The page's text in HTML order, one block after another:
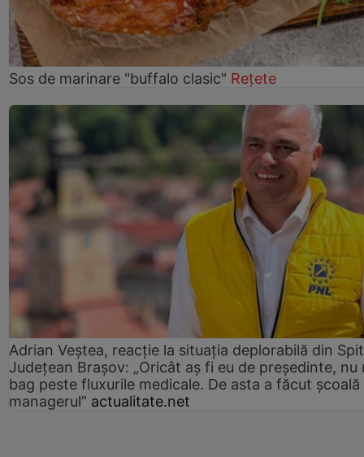
Sos de marinare "buffalo clasic" Rețete
Adrian Veștea, reacție la situația deplorabilă din
Județean Brașov: „Oricât aș fi eu de președinte, nu
bag peste fluxurile medicale. De asta a făcut școală
managerul” actualitate.net